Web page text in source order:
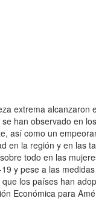
extrema alcanzaron
han observado en
así como un
en la región y en las
todo en las
y pese a las
los países han
Económica para